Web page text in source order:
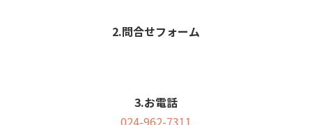
2.問合せフォーム
3.お電話
024-962-7311